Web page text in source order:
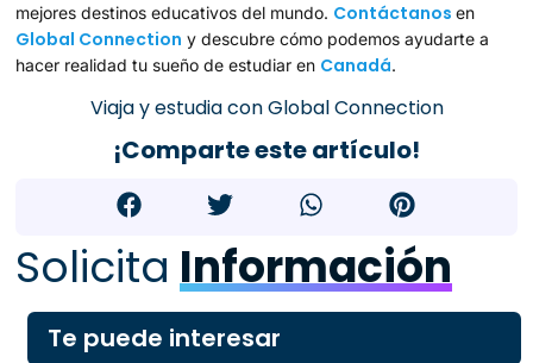
mejores destinos educativos del mundo. Contáctanosen
Global Connection y descubre cómo podemos ayudarte a
hacer realidad tu sueño de estudiar en Canadá.
Viaja y estudia con Global Connection
¡Comparte este artículo!
Solicita Información
Te puede interesar